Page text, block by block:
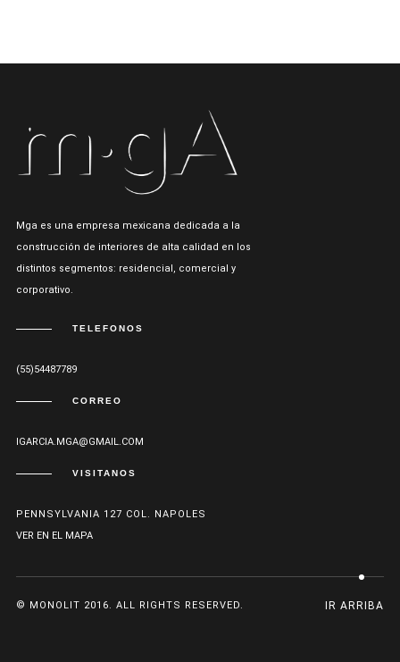
Mga es una empresa mexicana dedicada a la
construcción de interiores de alta calidad en los
distintos segmentos: residencial, comercial y
corporativo.
TELEFONOS
(55)54487789
CORREO
IGARCIA.MGA@GMAIL.COM
VISITANOS
PENNSYLVANIA 127 COL. NAPOLES
VER EN EL MAPA
© MONOLIT 2016. ALL RIGHTS RESERVED. IR ARRIBA